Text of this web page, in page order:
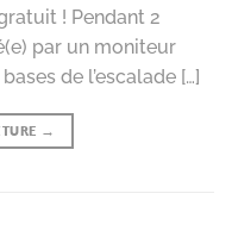
! Pendant 2
par un moniteur
de l’escalade […]
→